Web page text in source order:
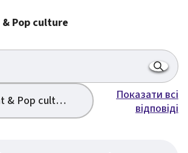
Pop culture
Entertainment & Pop culture
Показати всі
відповіді